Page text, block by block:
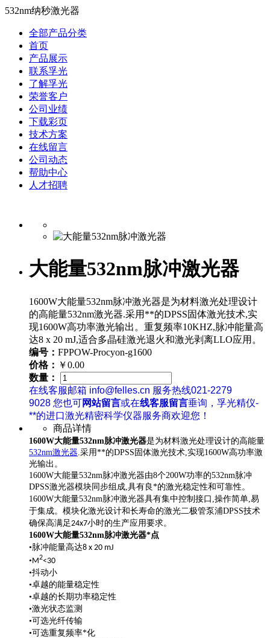
532nm纳秒激光器
全部产品分类
首页
产品展示
联系孚光
了解孚光
荣誉客户
公司业绩
下载彩页
技术方案
在线留言
公司动态
帮助中心
人才招聘
大能量532nm脉冲激光器
1600W大能量532nm脉冲激光器是为材料激光处理设计
的高能量532nm激光器.采用**的DPSS固体激光技术,实
现1600W高功率激光输出。重复频率10KHZ,脉冲能量高
达8 x 20 mJ,适合多晶硅激光退火和激光剥离LLO应用。
编号： FPPOW-Procyon-g1600
价格： ￥0.00
数量：
在线客服邮箱 info@felles.cn 服务热线021-2279
9028 您也可网站留言或在线客服留言垂询，孚光精仪-
**的进口激光精密科学仪器服务商欢迎您！
商品详情
1600W大能量532nm脉冲激光器是为材料激光处理设计的高能量
532nm激光器 .采用**的DPSS固体激光技术,实现1600W高功率激
光输出。
1600W大能量532nm脉冲激光器由8个200W功率的532nm脉冲
DPSS激光器模块同步组成,具有良*的激光稳定性和可靠性。
1600W大能量532nm脉冲激光器具有集中控制接口,操作简单,易
于集成。模块化激光设计和长寿命的激光二极管泵浦DPSS技术
确保高满足24x7小时的生产应用要求。
1600W大能量532nm脉冲激光器*点
•脉冲能量高达8 x 20 mJ
•M2<30
•抖动小
•卓越的能量稳定性
•卓越的长期功率稳定性
•激光状态监测
•可选光纤传输
•可选重复频率*化